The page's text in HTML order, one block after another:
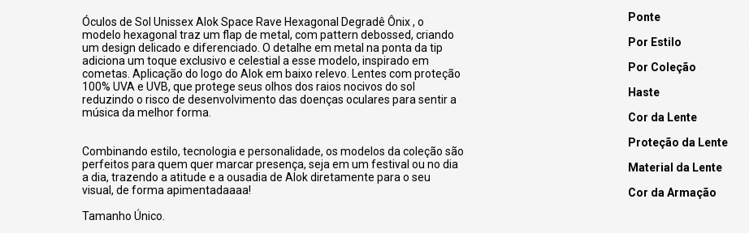
Óculos de Sol Unissex Alok Space Rave Hexagonal Degradê Ônix , o
modelo hexagonal traz um flap de metal, com pattern debossed, criando
um design delicado e diferenciado. O detalhe em metal na ponta da tip
adiciona um toque exclusivo e celestial a esse modelo, inspirado em
cometas. Aplicação do logo do Alok em baixo relevo. Lentes com proteção
100% UVA e UVB, que protege seus olhos dos raios nocivos do sol
reduzindo o risco de desenvolvimento das doenças oculares para sentir a
música da melhor forma.
Combinando estilo, tecnologia e personalidade, os modelos da coleção são
perfeitos para quem quer marcar presença, seja em um festival ou no dia
a dia, trazendo a atitude e a ousadia de Alok diretamente para o seu
visual, de forma apimentadaaaa!
Tamanho Único.
Ponte
Por Estilo
Por Coleção
Haste
Cor da Lente
Proteção da Lente
Material da Lente
Cor da Armação